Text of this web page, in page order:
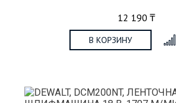
12 190 ₸
В КОРЗИНУ